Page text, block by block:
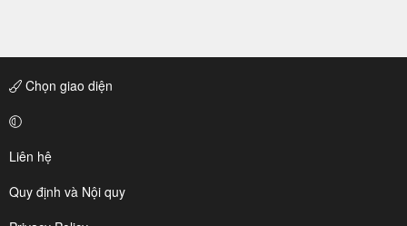
Chọn giao diện
Liên hệ
Quy định và Nội quy